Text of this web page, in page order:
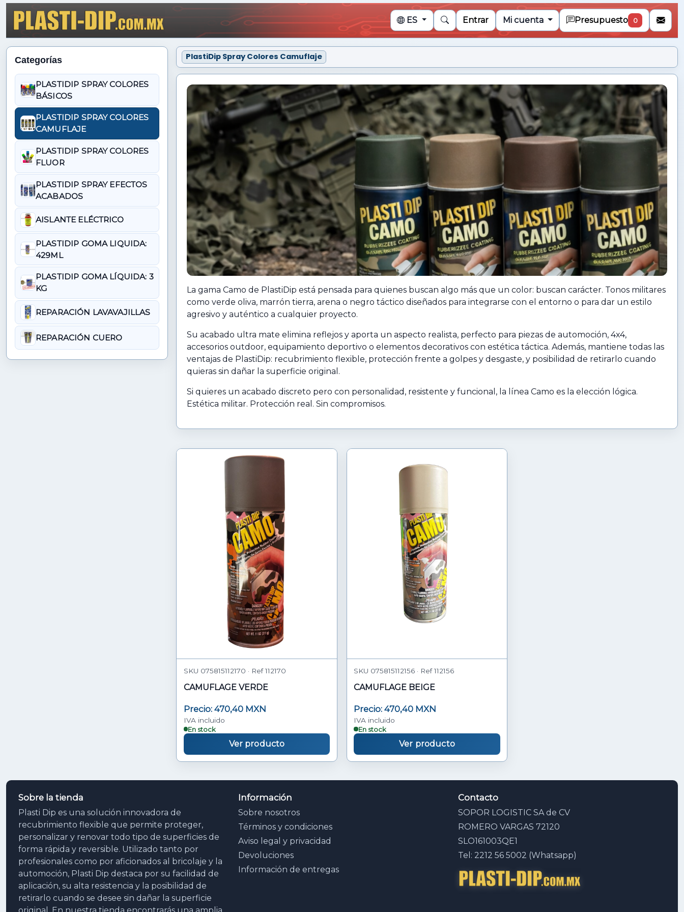
ES Entrar Mi cuenta Presupuesto 0
Categorías
PLASTIDIP SPRAY COLORES
BÁSICOS
PLASTIDIP SPRAY COLORES
CAMUFLAJE
PLASTIDIP SPRAY COLORES
FLUOR
PLASTIDIP SPRAY EFECTOS
ACABADOS
AISLANTE ELÉCTRICO
PLASTIDIP GOMA LIQUIDA:
429ML
PLASTIDIP GOMA LÍQUIDA: 3
KG
REPARACIÓN LAVAVAJILLAS
REPARACIÓN CUERO
PlastiDip Spray Colores Camuflaje
La gama Camo de PlastiDip está pensada para quienes buscan algo más que un color: buscan carácter. Tonos militares
como verde oliva, marrón tierra, arena o negro táctico diseñados para integrarse con el entorno o para dar un estilo
agresivo y auténtico a cualquier proyecto.
Su acabado ultra mate elimina reflejos y aporta un aspecto realista, perfecto para piezas de automoción, 4x4,
accesorios outdoor, equipamiento deportivo o elementos decorativos con estética táctica. Además, mantiene todas las
ventajas de PlastiDip: recubrimiento flexible, protección frente a golpes y desgaste, y posibilidad de retirarlo cuando
quieras sin dañar la superficie original.
Si quieres un acabado discreto pero con personalidad, resistente y funcional, la línea Camo es la elección lógica.
Estética militar. Protección real. Sin compromisos.
SKU 075815112170 · Ref 112170
CAMUFLAGE VERDE
Precio: 470,40 MXN
IVA incluido
En stock
Ver producto
SKU 075815112156 · Ref 112156
CAMUFLAGE BEIGE
Precio: 470,40 MXN
IVA incluido
En stock
Ver producto
Sobre la tienda
Plasti Dip es una solución innovadora de
recubrimiento flexible que permite proteger,
personalizar y renovar todo tipo de superficies de
forma rápida y reversible. Utilizado tanto por
profesionales como por aficionados al bricolaje y la
automoción, Plasti Dip destaca por su facilidad de
aplicación, su alta resistencia y la posibilidad de
retirarlo cuando se desee sin dañar la superficie
original. En nuestra tienda encontrarás una amplia
Información
Sobre nosotros
Términos y condiciones
Aviso legal y privacidad
Devoluciones
Información de entregas
Contacto
SOPOR LOGISTIC SA de CV
ROMERO VARGAS 72120
SLO161003QE1
Tel: 2212 56 5002 (Whatsapp)